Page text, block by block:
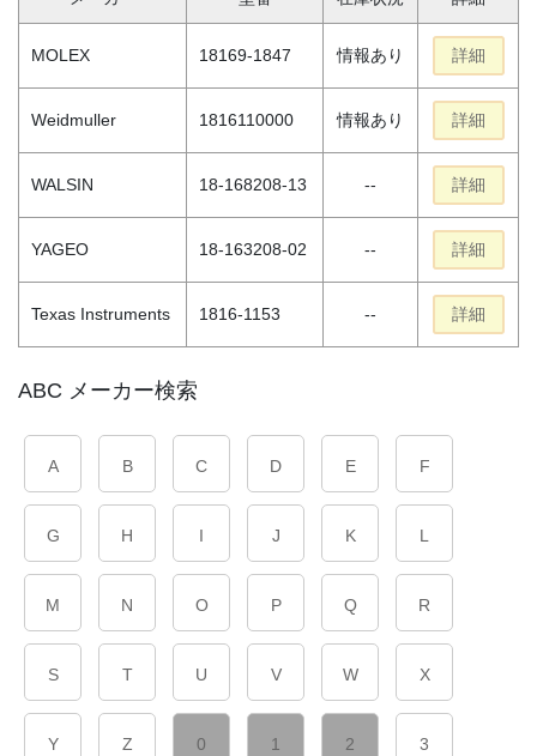
MOLEX 18169-1847 情報あり 詳細
Weidmuller 1816110000 情報あり 詳細
WALSIN 18-168208-13 -- 詳細
YAGEO 18-163208-02 -- 詳細
Texas Instruments 1816-1153 -- 詳細
ABC メーカー検索
A B C D E F
G H I J K L
M N O P Q R
S T U V W X
Y Z 0 1 2 3